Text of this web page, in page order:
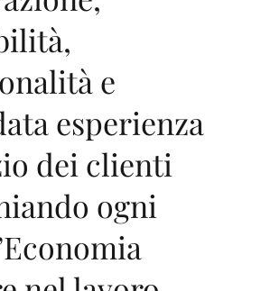
e
esperienza
dei clienti
ogni